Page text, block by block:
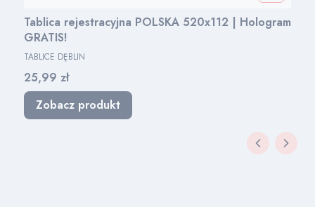
Tablica rejestracyjna POLSKA 520x112 | Hologram
GRATIS!
PRODUCENT
TABLICE DĘBLIN
Cena
25,99 zł
Zobacz produkt